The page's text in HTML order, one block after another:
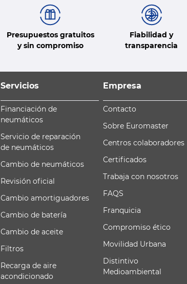
Presupuestos gratuitos
y sin compromiso
Fiabilidad y
transparencia
Servicios
Financiación de
neumáticos
Servicio de reparación
de neumáticos
Cambio de neumáticos
Revisión oficial
Cambio amortiguadores
Cambio de batería
Cambio de aceite
Filtros
Recarga de aire
acondicionado
Empresa
Contacto
Sobre Euromaster
Centros colaboradores
Certificados
Trabaja con nosotros
FAQS
Franquicia
Compromiso ético
Movilidad Urbana
Distintivo
Medioambiental